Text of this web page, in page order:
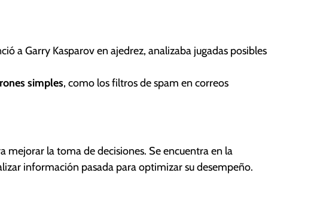
a Garry Kasparov en ajedrez, analizaba jugadas posibles
simples, como los filtros de spam en correos
mejorar la toma de decisiones. Se encuentra en la
información pasada para optimizar su desempeño.